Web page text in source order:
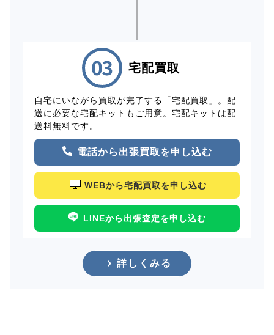
宅配買取
自宅にいながら買取が完了する「宅配買取」。配
送に必要な宅配キットもご用意。宅配キットは配
送料無料です。
電話から出張買取を申し込む
WEBから宅配買取を申し込む
LINEから出張査定を申し込む
詳しくみる